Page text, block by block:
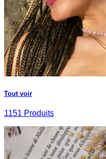
Tout voir
1151 Produits